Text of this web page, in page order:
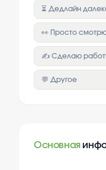
⏳ Дедлайн
👀 Просто
✍️ Сделаю
💬 Другое
Основная